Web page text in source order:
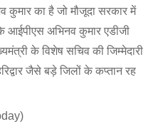
कुमार का है जो मौजूदा सरकार में
अभिनव कुमार एडीजी
के विशेष सचिव की जिम्मेदारी
जैसे बड़े जिलों के कप्तान रह